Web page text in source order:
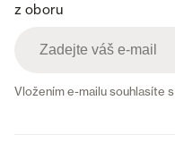
z oboru
Vložením e-mailu souhlasíte s